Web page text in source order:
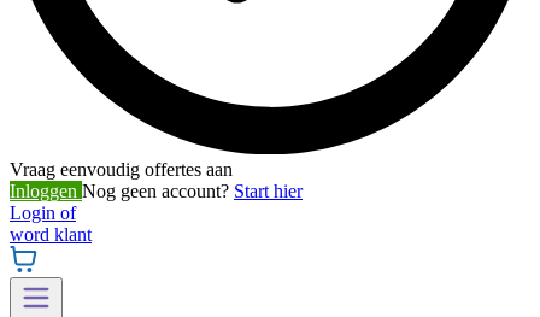
Vraag eenvoudig offertes aan
Inloggen Nog geen account? Start hier
Login of
word klant